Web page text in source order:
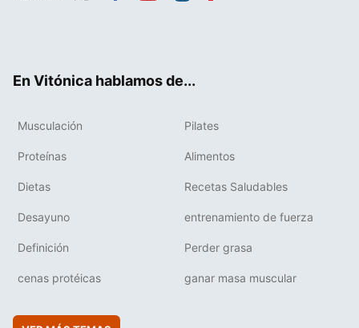
En Vitónica hablamos de...
Musculación Pilates
Proteínas Alimentos
Dietas Recetas Saludables
Desayuno entrenamiento de fuerza
Definición Perder grasa
cenas protéicas ganar masa muscular